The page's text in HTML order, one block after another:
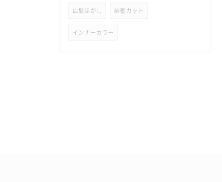
白髪ほがし 前髪カット
インナーカラー